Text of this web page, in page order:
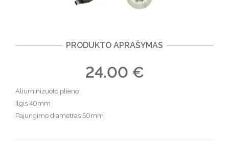
PRODUKTO APRAŠYMAS
24.00 €
Aliuminizuoto plieno
Ilgis 40mm
Pajungimo diametras 50mm